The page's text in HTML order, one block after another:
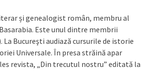
și genealogist român, membru al
Este unul dintre membrii
Bucureşti audiază cursurile de istorie
Universale. În presa străină apar
revista, „Din trecutul nostru” editată la